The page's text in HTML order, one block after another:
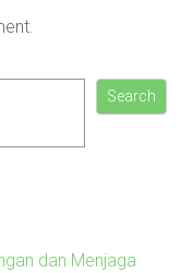
Search
dan Menjaga